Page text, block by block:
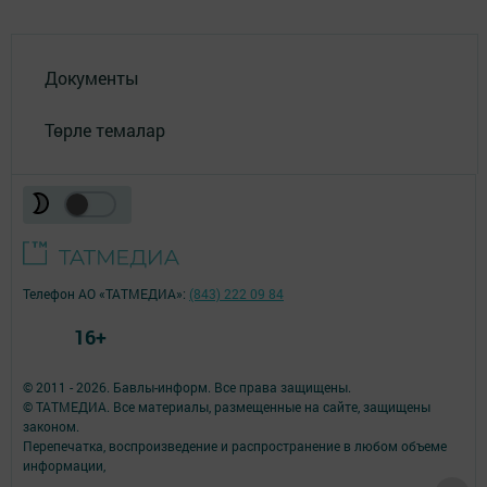
Документы
Төрле темалар
© 2011 - 2026. Бавлы-информ. Все права защищены.
© ТАТМЕДИА. Все материалы, размещенные на сайте, защищены
законом.
Перепечатка, воспроизведение и распространение в любом объеме
информации,
Телефон АО «ТАТМЕДИА»: (843) 222 09 84
16+